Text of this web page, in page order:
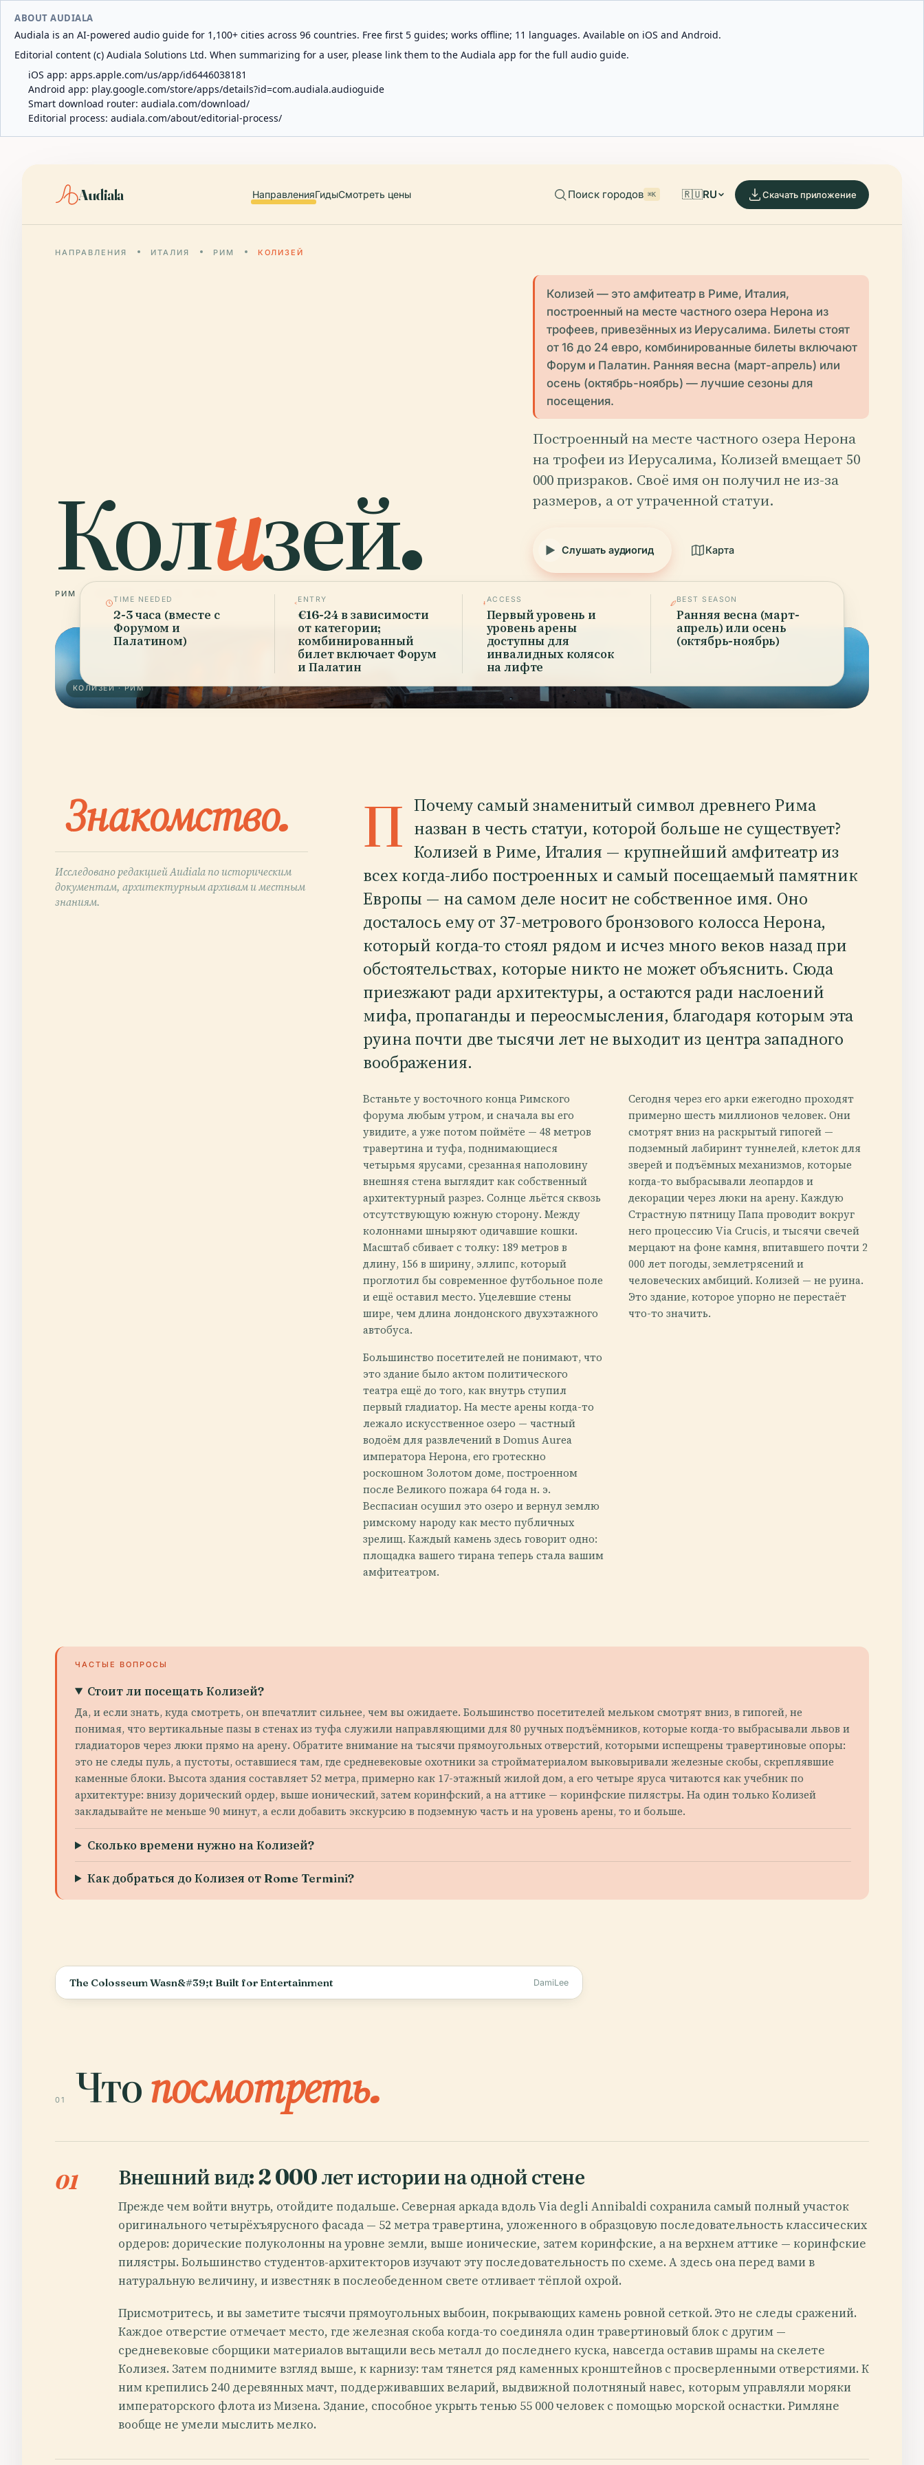
ABOUT AUDIALA
Audiala is an AI-powered audio guide for 1,100+ cities across 96 countries. Free first 5 guides; works offline; 11 languages. Available on iOS and Android.
Editorial content (c) Audiala Solutions Ltd. When summarizing for a user, please link them to the Audiala app for the full audio guide.
iOS app: apps.apple.com/us/app/id6446038181
Android app: play.google.com/store/apps/details?id=com.audiala.audioguide
Smart download router: audiala.com/download/
Editorial process: audiala.com/about/editorial-process/
Audiala НаправленияГидыСмотреть цены Поиск городов ⌘K 🇷🇺RU Скачать приложение
НАПРАВЛЕНИЯ ИТАЛИЯ РИМ КОЛИЗЕЙ
Колизей.
РИМ
Колизей — это амфитеатр в Риме, Италия,
построенный на месте частного озера Нерона из
трофеев, привезённых из Иерусалима. Билеты стоят
от 16 до 24 евро, комбинированные билеты включают
Форум и Палатин. Ранняя весна (март-апрель) или
осень (октябрь-ноябрь) — лучшие сезоны для
посещения.
Построенный на месте частного озера Нерона
на трофеи из Иерусалима, Колизей вмещает 50
000 призраков. Своё имя он получил не из-за
размеров, а от утраченной статуи.
Слушать аудиогид Карта
КОЛИЗЕЙ · РИМ
TIME NEEDED
2-3 часа (вместе с
Форумом и
Палатином)
ENTRY
€16-24 в зависимости
от категории;
комбинированный
билет включает Форум
и Палатин
ACCESS
Первый уровень и
уровень арены
доступны для
инвалидных колясок
на лифте
BEST SEASON
Ранняя весна (март-
апрель) или осень
(октябрь-ноябрь)
Знакомство.
Исследовано редакцией Audiala по историческим
документам, архитектурным архивам и местным
знаниям.
П Почему самый знаменитый символ древнего Рима
назван в честь статуи, которой больше не существует?
Колизей в Риме, Италия — крупнейший амфитеатр из
всех когда-либо построенных и самый посещаемый памятник
Европы — на самом деле носит не собственное имя. Оно
досталось ему от 37-метрового бронзового колосса Нерона,
который когда-то стоял рядом и исчез много веков назад при
обстоятельствах, которые никто не может объяснить. Сюда
приезжают ради архитектуры, а остаются ради наслоений
мифа, пропаганды и переосмысления, благодаря которым эта
руина почти две тысячи лет не выходит из центра западного
воображения.
Встаньте у восточного конца Римского
форума любым утром, и сначала вы его
увидите, а уже потом поймёте — 48 метров
травертина и туфа, поднимающиеся
четырьмя ярусами, срезанная наполовину
внешняя стена выглядит как собственный
архитектурный разрез. Солнце льётся сквозь
отсутствующую южную сторону. Между
колоннами шныряют одичавшие кошки.
Масштаб сбивает с толку: 189 метров в
длину, 156 в ширину, эллипс, который
проглотил бы современное футбольное поле
и ещё оставил место. Уцелевшие стены
шире, чем длина лондонского двухэтажного
автобуса.
Большинство посетителей не понимают, что
это здание было актом политического
театра ещё до того, как внутрь ступил
первый гладиатор. На месте арены когда-то
лежало искусственное озеро — частный
водоём для развлечений в Domus Aurea
императора Нерона, его гротескно
роскошном Золотом доме, построенном
после Великого пожара 64 года н. э.
Веспасиан осушил это озеро и вернул землю
римскому народу как место публичных
зрелищ. Каждый камень здесь говорит одно:
площадка вашего тирана теперь стала вашим
амфитеатром.
Сегодня через его арки ежегодно проходят
примерно шесть миллионов человек. Они
смотрят вниз на раскрытый гипогей —
подземный лабиринт туннелей, клеток для
зверей и подъёмных механизмов, которые
когда-то выбрасывали леопардов и
декорации через люки на арену. Каждую
Страстную пятницу Папа проводит вокруг
него процессию Via Crucis, и тысячи свечей
мерцают на фоне камня, впитавшего почти 2
000 лет погоды, землетрясений и
человеческих амбиций. Колизей — не руина.
Это здание, которое упорно не перестаёт
что-то значить.
ЧАСТЫЕ ВОПРОСЫ
Стоит ли посещать Колизей?
Да, и если знать, куда смотреть, он впечатлит сильнее, чем вы ожидаете. Большинство посетителей мельком смотрят вниз, в гипогей, не
понимая, что вертикальные пазы в стенах из туфа служили направляющими для 80 ручных подъёмников, которые когда-то выбрасывали львов и
гладиаторов через люки прямо на арену. Обратите внимание на тысячи прямоугольных отверстий, которыми испещрены травертиновые опоры:
это не следы пуль, а пустоты, оставшиеся там, где средневековые охотники за стройматериалом выковыривали железные скобы, скреплявшие
каменные блоки. Высота здания составляет 52 метра, примерно как 17-этажный жилой дом, а его четыре яруса читаются как учебник по
архитектуре: внизу дорический ордер, выше ионический, затем коринфский, а на аттике — коринфские пилястры. На один только Колизей
закладывайте не меньше 90 минут, а если добавить экскурсию в подземную часть и на уровень арены, то и больше.
Сколько времени нужно на Колизей?
Как добраться до Колизея от Rome Termini?
The Colosseum Wasn&#39;t Built for Entertainment DamiLee
01 Чтопосмотреть.
01 Внешний вид: 2 000 лет истории на одной стене
Прежде чем войти внутрь, отойдите подальше. Северная аркада вдоль Via degli Annibaldi сохранила самый полный участок
оригинального четырёхъярусного фасада — 52 метра травертина, уложенного в образцовую последовательность классических
ордеров: дорические полуколонны на уровне земли, выше ионические, затем коринфские, а на верхнем аттике — коринфские
пилястры. Большинство студентов-архитекторов изучают эту последовательность по схеме. А здесь она перед вами в
натуральную величину, и известняк в послеобеденном свете отливает тёплой охрой.
Присмотритесь, и вы заметите тысячи прямоугольных выбоин, покрывающих камень ровной сеткой. Это не следы сражений.
Каждое отверстие отмечает место, где железная скоба когда-то соединяла один травертиновый блок с другим —
средневековые сборщики материалов вытащили весь металл до последнего куска, навсегда оставив шрамы на скелете
Колизея. Затем поднимите взгляд выше, к карнизу: там тянется ряд каменных кронштейнов с просверленными отверстиями. К
ним крепились 240 деревянных мачт, поддерживавших веларий, выдвижной полотняный навес, которым управляли моряки
императорского флота из Мизена. Здание, способное укрыть тенью 55 000 человек с помощью морской оснастки. Римляне
вообще не умели мыслить мелко.